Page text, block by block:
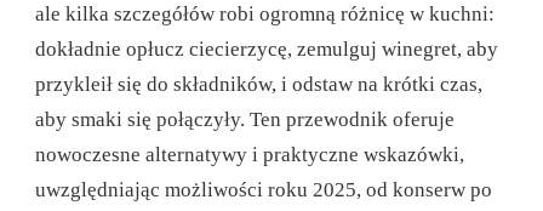
W
ROKU
ale kilka szczegółów robi ogromną różnicę w kuchni:
dokładnie opłucz ciecierzycę, zemulguj winegret, aby
przykleił się do składników, i odstaw na krótki czas,
aby smaki się połączyły. Ten przewodnik oferuje
nowoczesne alternatywy i praktyczne wskazówki,
uwzględniając możliwości roku 2025, od konserw po